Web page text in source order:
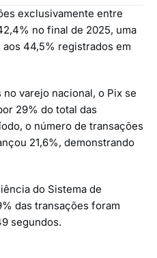
exclusivamente entre
no final de 2025, uma
44,5% registrados em
varejo nacional, o Pix se
29% do total das
o número de transações
21,6%, demonstrando
do Sistema de
das transações foram
segundos.